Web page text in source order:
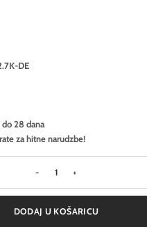
DE
do 28 dana
za hitne narudzbe!
Zidna svjetiljka
DODAJ U KOŠARICU